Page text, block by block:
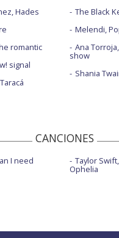
Hades
romantic
signal
The Black
Melendi,
Ana
show
Shania
CANCIONES
I need Taylor
Ophelia